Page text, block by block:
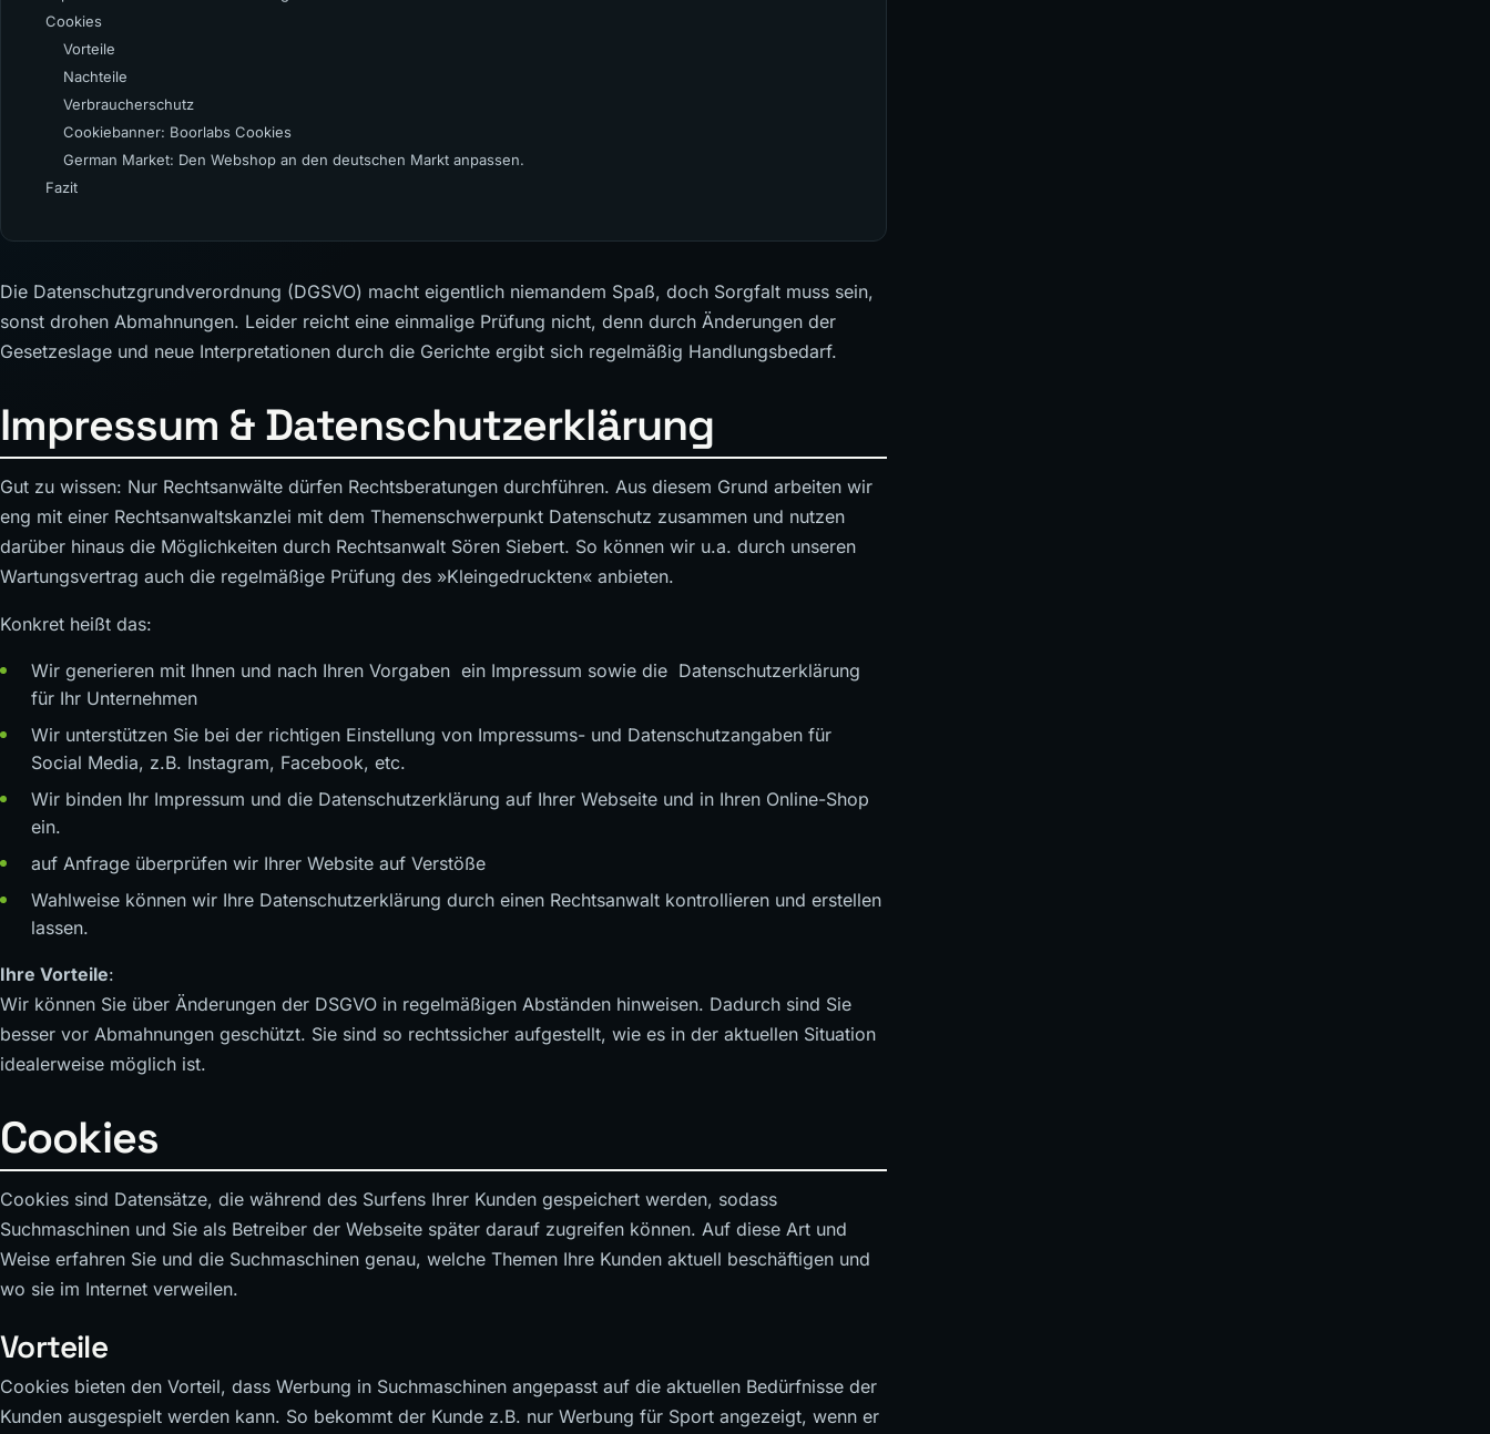
Cookies
Vorteile
Nachteile
Verbraucherschutz
Cookiebanner: Boorlabs Cookies
German Market: Den Webshop an den deutschen Markt anpassen.
Fazit
Die Datenschutzgrundverordnung (DGSVO) macht eigentlich niemandem Spaß, doch Sorgfalt muss sein,
sonst drohen Abmahnungen. Leider reicht eine einmalige Prüfung nicht, denn durch Änderungen der
Gesetzeslage und neue Interpretationen durch die Gerichte ergibt sich regelmäßig Handlungsbedarf.
Impressum & Datenschutzerklärung
Gut zu wissen: Nur Rechtsanwälte dürfen Rechtsberatungen durchführen. Aus diesem Grund arbeiten wir
eng mit einer Rechtsanwaltskanzlei mit dem Themenschwerpunkt Datenschutz zusammen und nutzen
darüber hinaus die Möglichkeiten durch Rechtsanwalt Sören Siebert. So können wir u.a. durch unseren
Wartungsvertrag auch die regelmäßige Prüfung des »Kleingedruckten« anbieten.
Konkret heißt das:
Wir generieren mit Ihnen und nach Ihren Vorgaben ein Impressum sowie die Datenschutzerklärung
für Ihr Unternehmen
Wir unterstützen Sie bei der richtigen Einstellung von Impressums- und Datenschutzangaben für
Social Media, z.B. Instagram, Facebook, etc.
Wir binden Ihr Impressum und die Datenschutzerklärung auf Ihrer Webseite und in Ihren Online-Shop
ein.
auf Anfrage überprüfen wir Ihrer Website auf Verstöße
Wahlweise können wir Ihre Datenschutzerklärung durch einen Rechtsanwalt kontrollieren und erstellen
lassen.
Ihre Vorteile:
Wir können Sie über Änderungen der DSGVO in regelmäßigen Abständen hinweisen. Dadurch sind Sie
besser vor Abmahnungen geschützt. Sie sind so rechtssicher aufgestellt, wie es in der aktuellen Situation
idealerweise möglich ist.
Cookies
Cookies sind Datensätze, die während des Surfens Ihrer Kunden gespeichert werden, sodass
Suchmaschinen und Sie als Betreiber der Webseite später darauf zugreifen können. Auf diese Art und
Weise erfahren Sie und die Suchmaschinen genau, welche Themen Ihre Kunden aktuell beschäftigen und
wo sie im Internet verweilen.
Vorteile
Cookies bieten den Vorteil, dass Werbung in Suchmaschinen angepasst auf die aktuellen Bedürfnisse der
Kunden ausgespielt werden kann. So bekommt der Kunde z.B. nur Werbung für Sport angezeigt, wenn er